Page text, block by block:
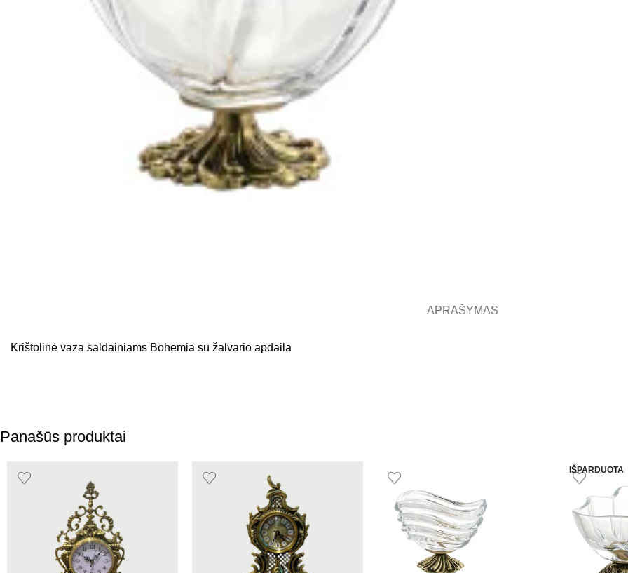
APRAŠYMAS
Krištolinė vaza saldainiams Bohemia su žalvario apdaila
Panašūs produktai
IŠPARDUOTA